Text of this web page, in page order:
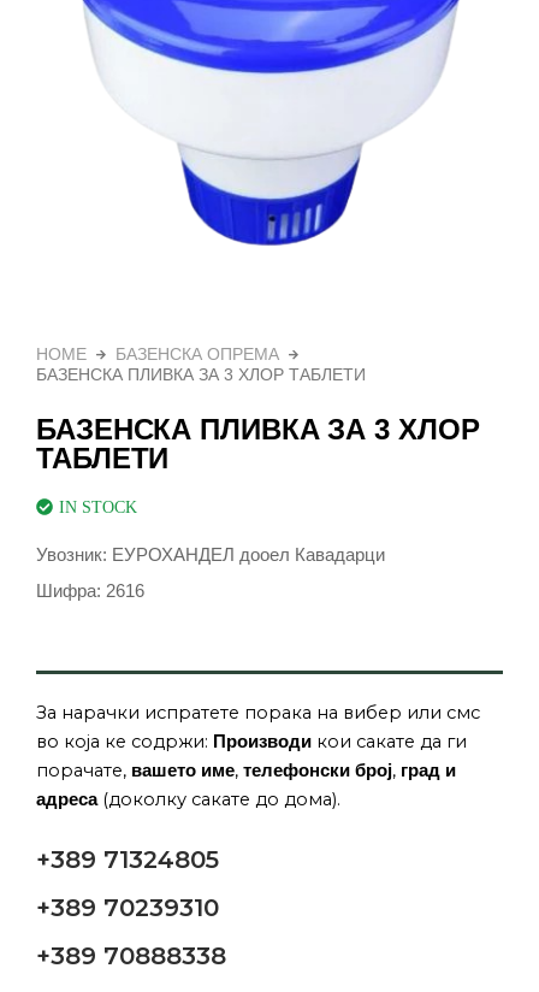
HOME
БАЗЕНСКА ОПРЕМА
БАЗЕНСКА ПЛИВКА ЗА 3 ХЛОР ТАБЛЕТИ
БАЗЕНСКА ПЛИВКА ЗА 3 ХЛОР
ТАБЛЕТИ
IN STOCK
Увозник: ЕУРОХАНДЕЛ дооел Кавадарци
Шифра: 2616
За нарачки испратете порака на вибер или смс
во која ке содржи: Производи кои сакате да ги
порачате, вашето име, телефонски број, град и
адреса(доколку сакате до дома).
+389 71324805
+389 70239310
+389 70888338